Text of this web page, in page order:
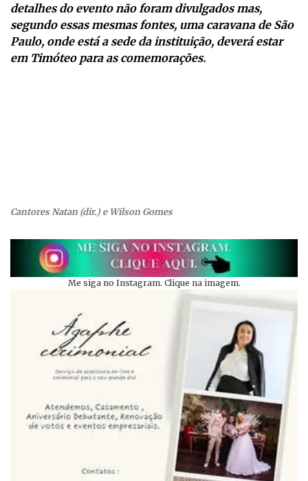
detalhes do evento não foram divulgados mas,
segundo essas mesmas fontes, uma caravana de São
Paulo, onde está a sede da instituição, deverá estar
em Timóteo para as comemorações.
Cantores Natan (dir.) e Wilson Gomes
Me siga no Instagram. Clique na imagem.